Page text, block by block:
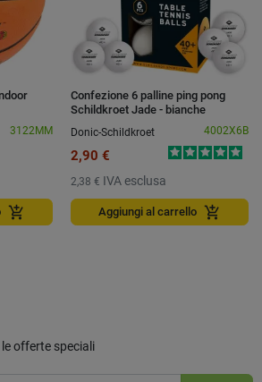
3122MM
add_shopping_cart
Confezione 6 palline ping pong
Schildkroet Jade - bianche
Donic-Schildkroet
4002X6B
2,90 €
2,38 € IVA esclusa
Aggiungi al carrello add_shopping_cart
offerte speciali